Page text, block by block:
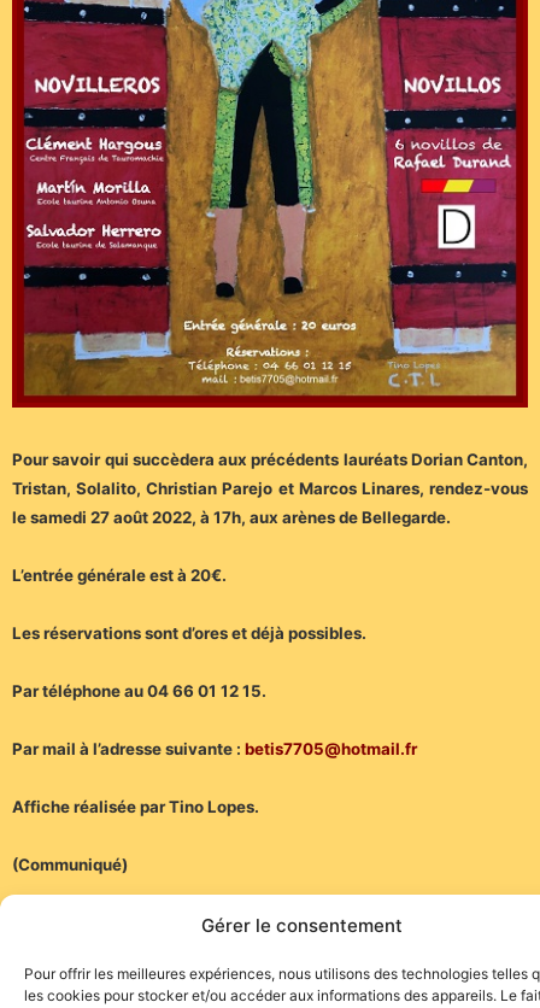
Gérer le consentement
Pour offrir les meilleures expériences, nous utilisons des technologies telles
les cookies pour stocker et/ou accéder aux informations des appareils. Le
Pour savoir qui succèdera aux précédents lauréats Dorian Canton,
Tristan, Solalito, Christian Parejo et Marcos Linares, rendez-vous
le samedi 27 août 2022, à 17h, aux arènes de Bellegarde.
L’entrée générale est à 20€.
Les réservations sont d’ores et déjà possibles.
Par téléphone au 04 66 01 12 15.
Par mail à l’adresse suivante : betis7705@hotmail.fr
Affiche réalisée par Tino Lopes.
(Communiqué)